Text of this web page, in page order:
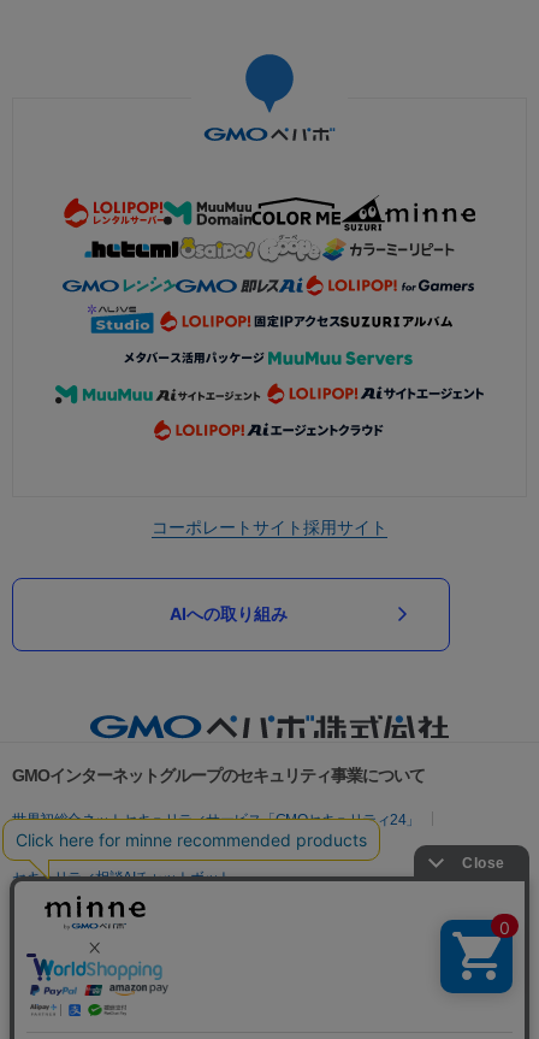
コーポレートサイト採用サイト
AIへの取り組み
GMOインターネットグループのセキュリティ事業について
世界初総合ネットセキュリティサービス「GMOセキュリティ24」
パスワード漏洩診断
Webサイトリスク診断
セキュリティ相談AIチャットボット
実在証明・盗聴対策
サイバー攻撃対策（GMO Flatt Security）
セキュリティ事業の軌跡